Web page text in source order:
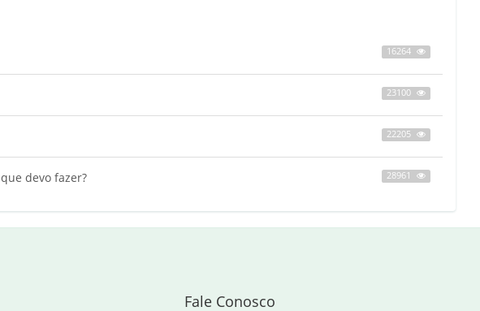
16264
23100
22205
devo fazer? 28961
Fale Conosco